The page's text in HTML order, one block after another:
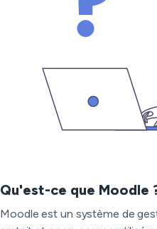
Qu'est-ce que Moodle
Moodle est un système de